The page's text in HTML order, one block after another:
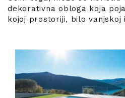
dekorativna obloga koja
kojoj prostoriji, bilo vanjskoj